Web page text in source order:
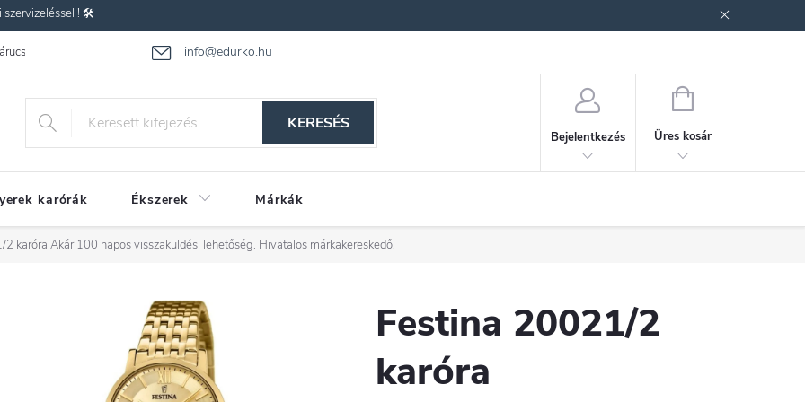
szervizeléssel ! 🛠️
info@edurko.hu
Gyakran ismételt kérdések
KERESÉS
Bejelentkezés
KOSÁR
Üres kosár
karórák Ékszerek Márkák
2 karóra Akár 100 napos visszaküldési lehetőség. Hivatalos márkakereskedő.
Festina 20021/2
karóra